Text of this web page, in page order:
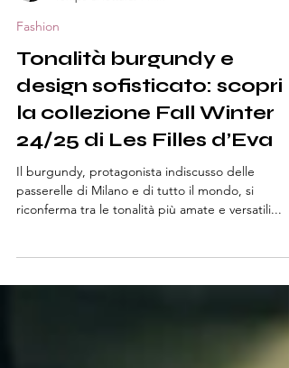
Tempo di lettura: 1 min
Fashion
Tonalità burgundy e
design sofisticato: scopri
la collezione Fall Winter
24/25 di Les Filles d’Eva
Il burgundy, protagonista indiscusso delle